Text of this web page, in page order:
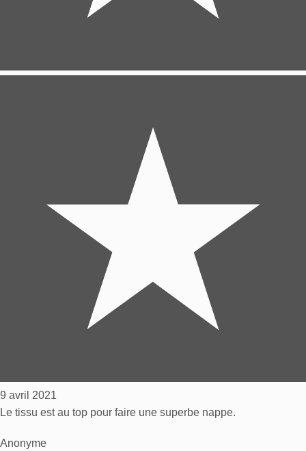
9 avril 2021
Le tissu est au top pour faire une superbe nappe.
Anonyme